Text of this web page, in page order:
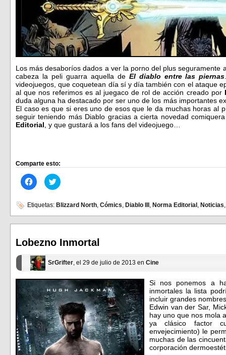
Los más desaboríos dados a ver la porno del plus seguramente
cabeza la peli guarra aquella de El diablo entre las piernas
videojuegos, que coquetean día sí y día también con el ataque
al que nos referimos es al juegaco de rol de acción creado por
duda alguna ha destacado por ser uno de los más importantes
El caso es que si eres uno de esos que le da muchas horas al
seguir teniendo más Diablo gracias a cierta novedad
Editorial , y que gustará a los fans del videojuego…
Comparte esto:
Haz
clic
en
Facebook
(Se
abre
ventana
nueva)
Haz
clic
en
(Se
abre
ventana
nueva)
Etiquetas: Blizzard North, Cómics, Diablo III , Norma Editorial , Noticias
Lobezno Inmortal
SrGrifter, el 29 de julio de 2013 en Cine
Si nos ponemos a
inmortales la lista
incluir grandes
Edwin van der Sar,
hay uno que nos mola
ya clásico factor
envejecimiento) le
muchas de las
corporación